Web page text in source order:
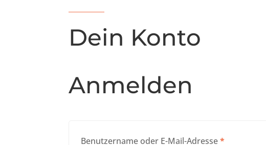
Dein Konto
Anmelden
Benutzername oder E-Mail-Adresse*Erforderlich